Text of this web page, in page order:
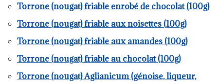
Torrone (nougat) friable enrobé de chocolat (100g)
Torrone (nougat) friable aux noisettes (100g)
Torrone (nougat) friable aux amandes (100g)
Torrone (nougat) friable au chocolat (100g)
Torrone (nougat) Aglianicum (génoise, liqueur,